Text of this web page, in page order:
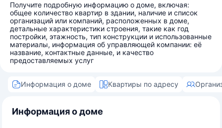
Получите подробную информацию о доме, включая:
общее количество квартир в здании, наличие и список
организаций или компаний, расположенных в доме,
детальные характеристики строения, такие как год
постройки, этажность, тип конструкции и использованные
материалы, информация об управляющей компании: её
название, контактные данные, и качество
предоставляемых услуг
Информация о доме Квартиры по адресу
Информация о доме